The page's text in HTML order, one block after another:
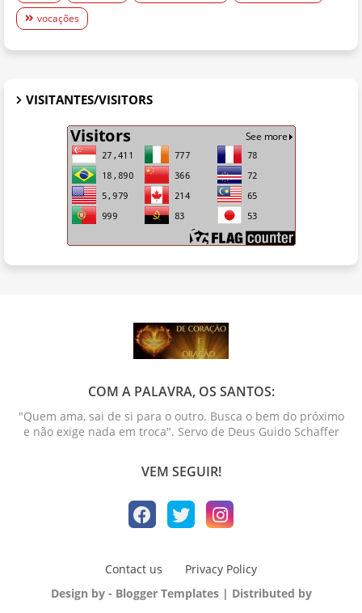
vocações
VISITANTES/VISITORS
COM A PALAVRA, OS SANTOS:
"Quem ama, sai de si para o outro. Busca o bem do próximo
e não exige nada em troca". Servo de Deus Guido Schaffer
VEM SEGUIR!
Contact us
Privacy Policy
Design by - Blogger Templates | Distributed by